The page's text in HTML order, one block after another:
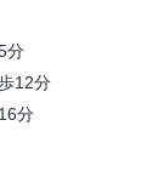
分
12分
分